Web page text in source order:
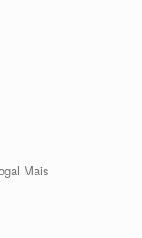
Mais